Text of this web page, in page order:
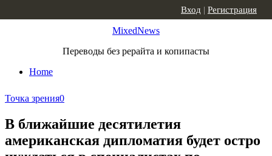
MixedNews
Переводы без рерайта и копипасты
Home
Вход | Регистрация
Точка зрения0
В ближайшие десятилетия
американская дипломатия будет остро